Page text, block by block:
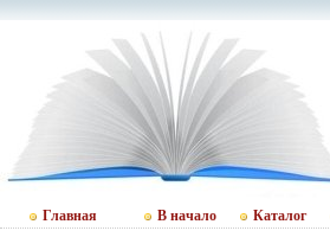
Главная В начало Каталог